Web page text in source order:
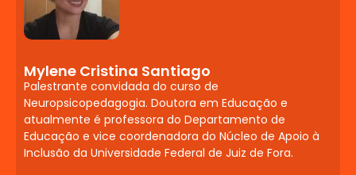
Contribuições da
Fonoaudiologia para
Atuação
Neuropsicopedagógica
Linguagem oral e escrita.
Desenvolvimento infantil. Diagnósticos
Mylene Cristina Santiago
Palestrante convidada do curso de
Neuropsicopedagogia. Doutora em Educação e
atualmente é professora do Departamento de
Educação e vice coordenadora do Núcleo de Apoio à
Inclusão da Universidade Federal de Juiz de Fora.